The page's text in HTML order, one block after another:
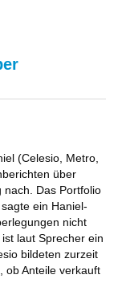
(Celesio, Metro,
über
nach. Das Portfolio
ein Haniel-
nicht
laut Sprecher ein
bildeten zurzeit
ob Anteile verkauft